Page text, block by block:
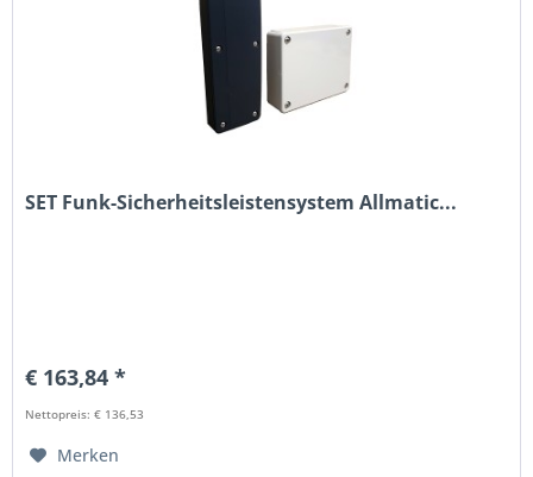
SET Funk-Sicherheitsleistensystem Allmatic...
€ 163,84 *
Nettopreis: € 136,53
Merken